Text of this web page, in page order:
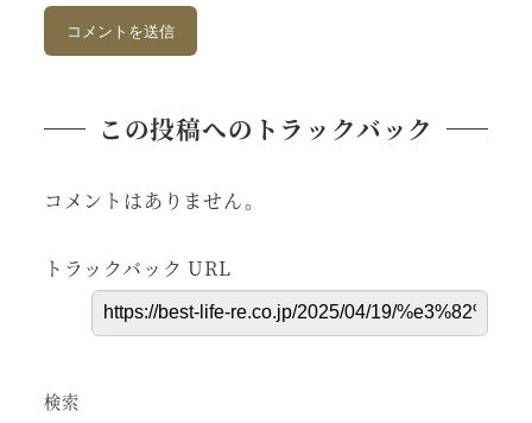
この投稿へのトラックバック
コメントはありません。
トラックバック URL
検索